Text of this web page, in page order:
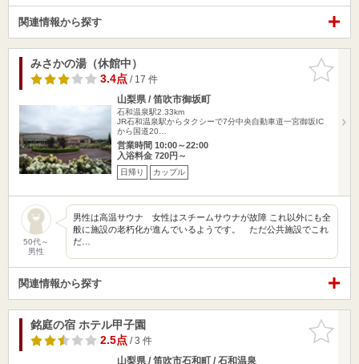
関連情報から探す
お気に入
りに追加
みさかの湯（休館中）
3.4点/ 17 件
山梨県 / 笛吹市御坂町
石和温泉駅2.33km
JR石和温泉駅からタクシーで7分中央自動車道一宮御坂IC
から国道20…
営業時間 10:00～22:00
入浴料金 720円～
日帰り カップル
50代～
男性
男性は高温サウナ 女性はスチームサウナが故障 これ以外にも全
般に施設の老朽化が進んでいるようです。 ただ公共施設でこれ
だ…
関連情報から探す
お気に入
りに追加
銘庭の宿 ホテル甲子園
2.5点/ 3 件
山梨県 / 笛吹市石和町 / 石和温泉